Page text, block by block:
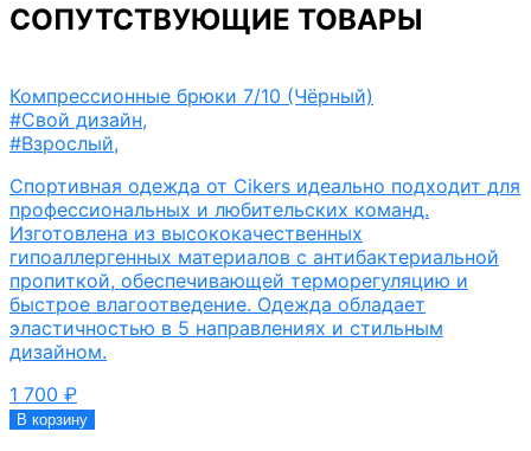
СОПУТСТВУЮЩИЕ ТОВАРЫ
Компрессионные брюки 7/10 (Чёрный)
#Свой дизайн,
#Взрослый,
Спортивная одежда от Cikers идеально подходит для
профессиональных и любительских команд.
Изготовлена из высококачественных
гипоаллергенных материалов с антибактериальной
пропиткой, обеспечивающей терморегуляцию и
быстрое влагоотведение. Одежда обладает
эластичностью в 5 направлениях и стильным
дизайном.
1 700 ₽
В корзину